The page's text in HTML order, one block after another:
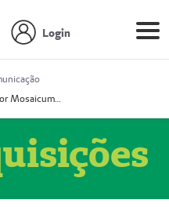
Login
Prestador Mosaicum Espaço Clínico Ltda (51004352-0)